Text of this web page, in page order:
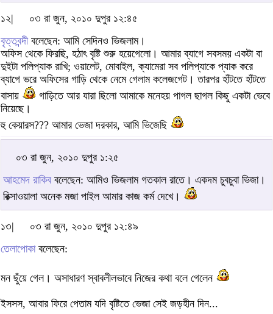
১২|
০৩ রা জুন, ২০১০ দুপুর ১২:৪৫
বৃত্তবন্দীবলেছেন: আমি সেদিনও ভিজলাম।
অফিস থেকে ফিরছি, হঠাৎ বৃষ্টি শুরু হয়েগেলো। আমার ব্যাগে সবসময় একটা বা
দুইটা পলিপ্যাক রাখি; ওয়ালেট, মোবাইল, ক্যামেরা সব পলিপ্যাকে প্যাক করে
ব্যাগে ভরে অফিসের গাড়ি থেকে নেমে গেলাম কলেজগেট। তারপর হাঁটতে হাঁটতে
বাসায়
গাড়িতে আর যারা ছিলো আমাকে মনেহয় পাগল ছাগল কিছু একটা ভেবে
নিয়েছে।
হু কেয়ারস??? আমার ভেজা দরকার, আমি ভিজেছি
০৩ রা জুন, ২০১০ দুপুর ১:২৫
আহমেদ রাকিব বলেছেন: আমিও ভিজলাম গতকাল রাতে। একদম চুবচুবা ভিজা।
রিক্সাওয়ালা অনেক মজা পাইল আমার কাজ কর্ম দেখে।
১৩|
০৩ রা জুন, ২০১০ দুপুর ১২:৪৯
তেলাপোকাবলেছেন:
মন ছুঁয়ে গেল। অসাধারণ স্বাবলীলভাবে নিজের কথা বলে গেলেন
ইসসস, আবার ফিরে পেতাম যদি বৃষ্টিতে ভেজা সেই জড়হীন দিন...